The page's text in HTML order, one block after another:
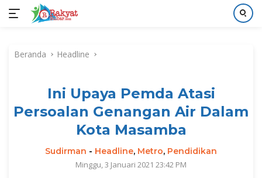
kontenBeranda Headline
Ini Upaya Pemda Atasi
Persoalan Genangan Air Dalam
Kota Masamba
Sudirman - Headline, Metro, Pendidikan
Minggu, 3 Januari 2021 23:42 PM